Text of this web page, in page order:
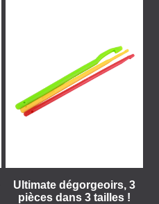
Ultimate dégorgeoirs, 3
pièces dans 3 tailles !